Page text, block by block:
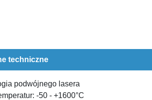
techniczne
podwójnego lasera
-50 - +1600°C